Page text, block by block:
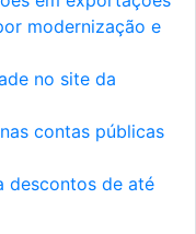
modernização e
no site da
contas públicas
descontos de até